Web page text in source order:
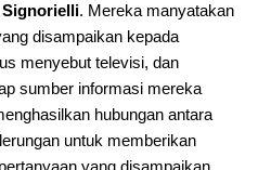
Signorielli. Mereka manyatakan
disampaikan kepada
menyebut televisi, dan
sumber informasi mereka
hubungan antara
untuk memberikan
yang disampaikan